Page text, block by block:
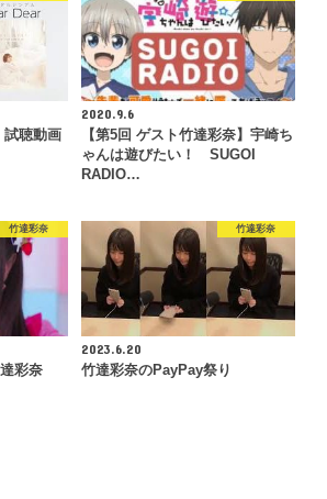
試聴動画
2020.9.6
【第5回 ゲスト竹達彩奈】宇崎ち
ゃんは遊びたい！ SUGOI
RADIO…
竹達彩奈
彩奈
竹達彩奈
2023.6.20
竹達彩奈のPayPay祭り